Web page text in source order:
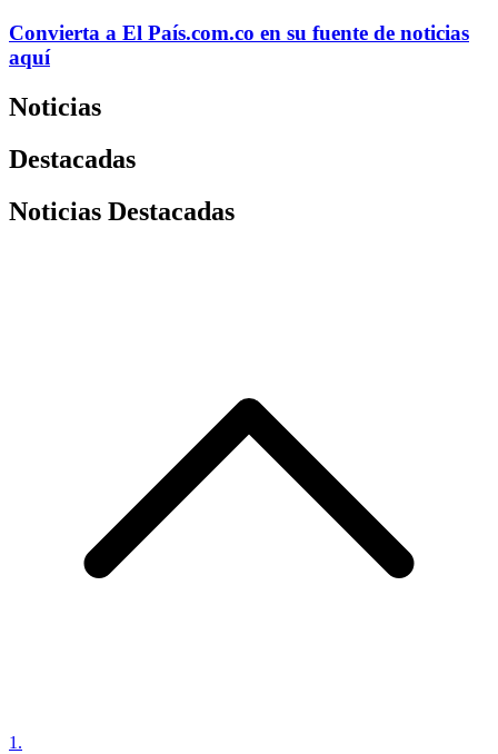
Convierta a El País.com.co en su fuente de noticias
aquí
Noticias
Destacadas
Noticias Destacadas
1.